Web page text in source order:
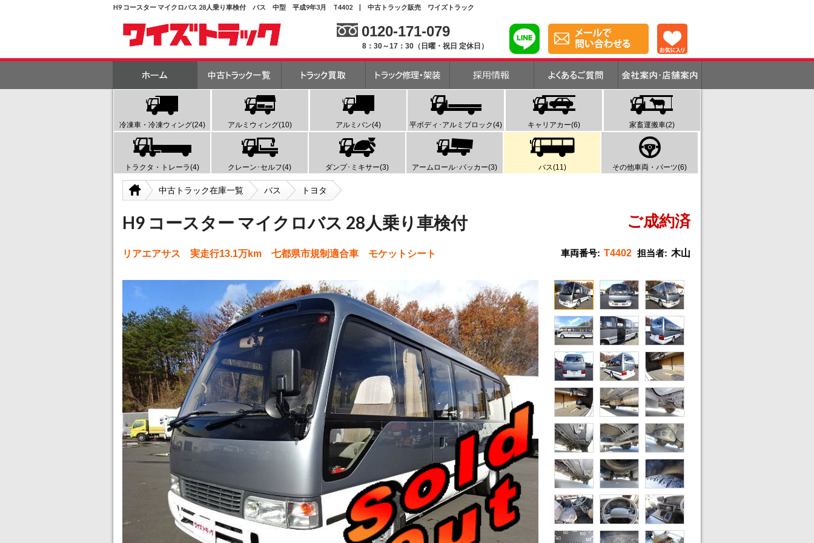
H9 コースター マイクロバス 28人乗り車検付 バス 中型 平成9年3月 T4402 | 中古トラック販売 ワイズトラック
0120-171-079
8：30～17：30（日曜・祝日 定休日）
冷凍車・冷凍ウィング(24) アルミウィング(10) アルミバン(4) 平ボディ･アルミブロック(4) キャリアカー(6) 家畜運搬車(2)
トラクタ・トレーラ(4) クレーン･セルフ(4) ダンプ･ミキサー(3) アームロール･パッカー(3) バス(11) その他車両・パーツ(6)
中古トラック在庫一覧 バス トヨタ
H9 コースター マイクロバス 28人乗り車検付 ご成約済
リアエアサス 実走行13.1万km 七都県市規制適合車 モケットシート 車両番号: T4402 担当者: 木山